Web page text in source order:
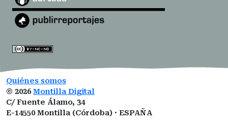
Quiénes somos
© 2026 Montilla Digital
C/ Fuente Álamo, 34
E-14550 Montilla (Córdoba) · ESPAÑA